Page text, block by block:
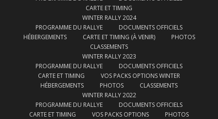
CARTE ET TIMING
WINTER RALLY 2024
PROGRAMME DU RALLYE
DOCUMENTS OFFICIELS
HÉBERGEMENTS
CARTE ET TIMING (À VENIR)
PHOTOS
CLASSEMENTS
WINTER RALLY 2023
PROGRAMME DU RALLYE
DOCUMENTS OFFICIELS
CARTE ET TIMING
VOS PACKS OPTIONS WINTER
HÉBERGEMENTS
PHOTOS
CLASSEMENTS
WINTER RALLY 2022
PROGRAMME DU RALLYE
DOCUMENTS OFFICIELS
CARTE ET TIMING
VOS PACKS OPTIONS
PHOTOS